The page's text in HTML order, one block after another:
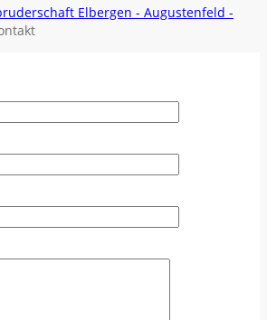
Elbergen - Augustenfeld -